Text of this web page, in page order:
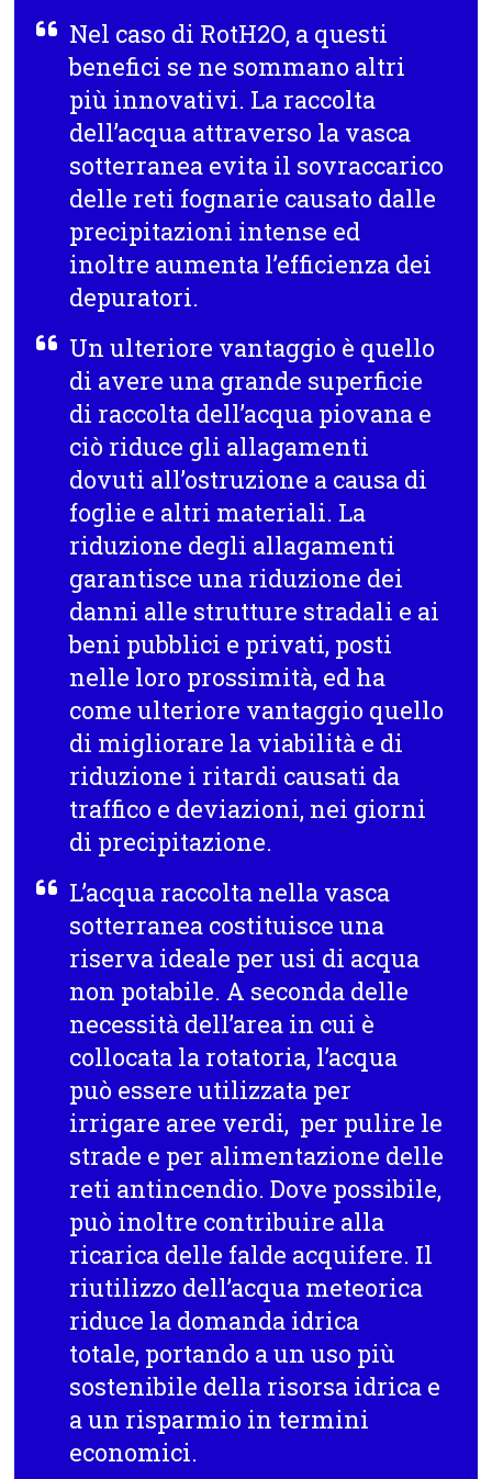
Nel caso di RotH2O, a questi
benefici se ne sommano altri
più innovativi. La raccolta
dell’acqua attraverso la vasca
sotterranea evita il sovraccarico
delle reti fognarie causato dalle
precipitazioni intense ed
inoltre aumenta l’efficienza dei
depuratori.
Un ulteriore vantaggio è quello
di avere una grande superficie
di raccolta dell’acqua piovana e
ciò riduce gli allagamenti
dovuti all’ostruzione a causa di
foglie e altri materiali. La
riduzione degli allagamenti
garantisce una riduzione dei
danni alle strutture stradali e ai
beni pubblici e privati, posti
nelle loro prossimità, ed ha
come ulteriore vantaggio quello
di migliorare la viabilità e di
riduzione i ritardi causati da
traffico e deviazioni, nei giorni
di precipitazione.
L’acqua raccolta nella vasca
sotterranea costituisce una
riserva ideale per usi di acqua
non potabile. A seconda delle
necessità dell’area in cui è
collocata la rotatoria, l’acqua
può essere utilizzata per
irrigare aree verdi, per pulire le
strade e per alimentazione delle
reti antincendio. Dove possibile,
può inoltre contribuire alla
ricarica delle falde acquifere. Il
riutilizzo dell’acqua meteorica
riduce la domanda idrica
totale, portando a un uso più
sostenibile della risorsa idrica e
a un risparmio in termini
economici.